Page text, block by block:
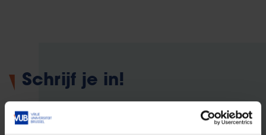
Schrijf je in!
Wil je je inschrijven aan de
VUB?We helpen je graag zo